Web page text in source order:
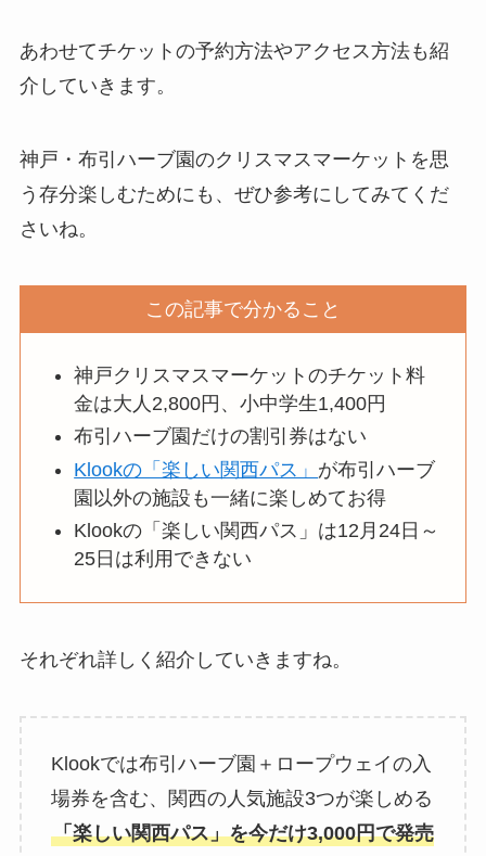
あわせてチケットの予約方法やアクセス方法も紹
介していきます。
神戸・布引ハーブ園のクリスマスマーケットを思
う存分楽しむためにも、ぜひ参考にしてみてくだ
さいね。
この記事で分かること
神戸クリスマスマーケットのチケット料
金は大人2,800円、小中学生1,400円
布引ハーブ園だけの割引券はない
Klookの「楽しい関西パス」 が布引ハーブ
園以外の施設も一緒に楽しめてお得
Klookの「楽しい関西パス」は12月24日～
25日は利用できない
それぞれ詳しく紹介していきますね。
Klookでは布引ハーブ園＋ロープウェイの入
場券を含む、関西の人気施設3つが楽しめる
「楽しい関西パス」を今だけ3,000円で発売